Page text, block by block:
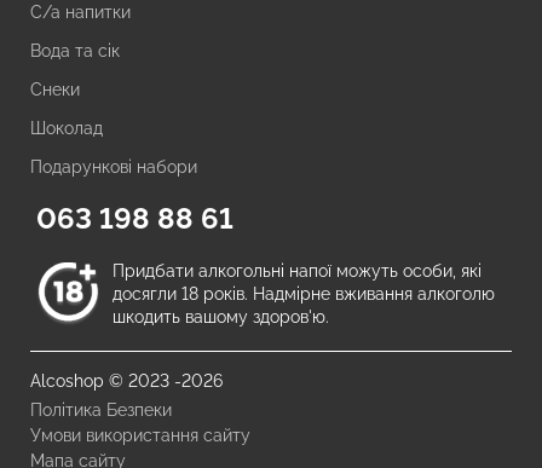
С/а напитки
Вода та сік
Снеки
Шоколад
Подарункові набори
063 198 88 61
Придбати алкогольні напої можуть особи, які
досягли 18 років. Надмірне вживання алкоголю
шкодить вашому здоров'ю.
Alcoshop © 2023 -2026
Політика Безпеки
Умови використання сайту
Мапа сайту